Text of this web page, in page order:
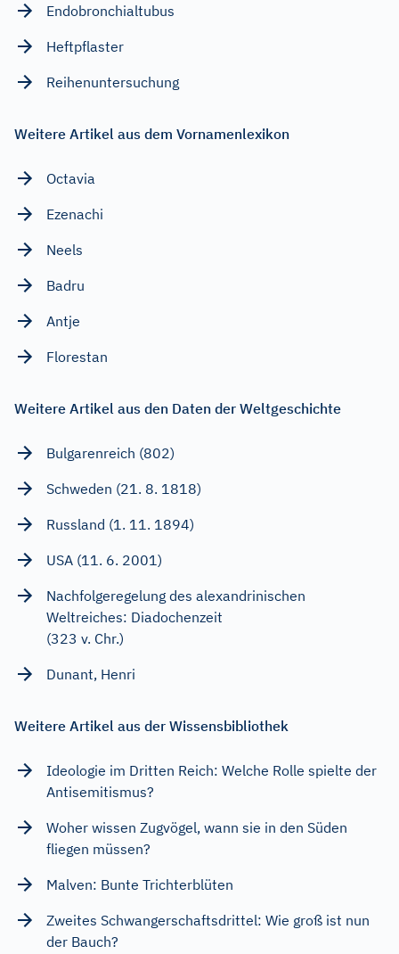
Endobronchialtubus
Heftpflaster
Reihenuntersuchung
Weitere Artikel aus dem Vornamenlexikon
Octavia
Ezenachi
Neels
Badru
Antje
Florestan
Weitere Artikel aus den Daten der Weltgeschichte
Bulgarenreich (802)
Schweden (21. 8. 1818)
Russland (1. 11. 1894)
USA (11. 6. 2001)
Nachfolgeregelung des alexandrinischen
Weltreiches: Diadochenzeit
(323 v. Chr.)
Dunant, Henri
Weitere Artikel aus der Wissensbibliothek
Ideologie im Dritten Reich: Welche Rolle spielte der
Antisemitismus?
Woher wissen Zugvögel, wann sie in den Süden
fliegen müssen?
Malven: Bunte Trichterblüten
Zweites Schwangerschaftsdrittel: Wie groß ist nun
der Bauch?